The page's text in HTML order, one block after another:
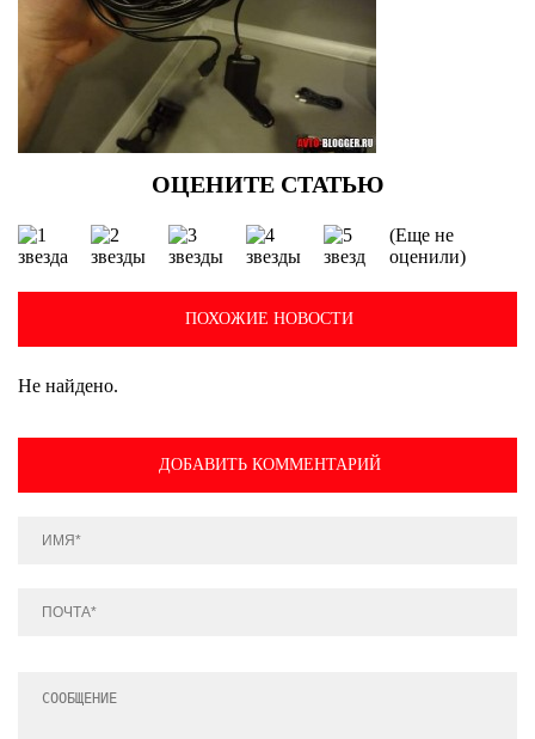
(Еще не
оценили)
ПОХОЖИЕ НОВОСТИ
Не найдено.
ДОБАВИТЬ КОММЕНТАРИЙ